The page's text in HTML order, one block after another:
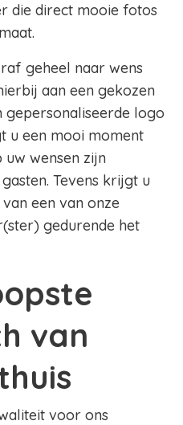
die direct mooie fotos
geheel naar wens
aan een gekozen
logo
u een mooi moment
wensen zijn
Tevens krijgt u
een van onze
gedurende het
van
voor ons